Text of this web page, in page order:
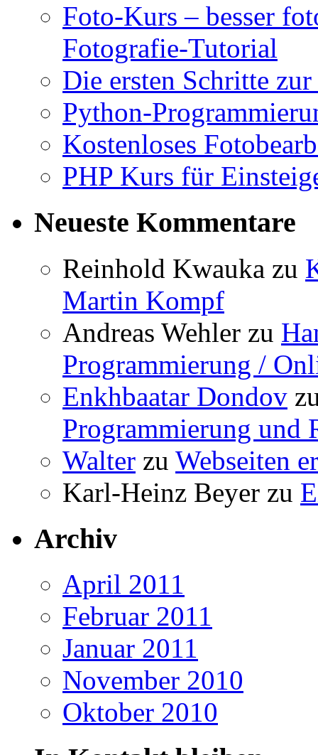
Foto-Kurs – besser
Fotografie-Tutorial
Die ersten Schritte
Python-
Kostenloses
PHP Kurs für
Neueste Kommentare
Reinhold Kwauka zu
Martin Kompf
Andreas Wehler zu
Programmierung /
Enkhbaatar Dondov
Programmierung und
Walter zu Webseiten
Karl-Heinz Beyer zu
Archiv
April 2011
Februar 2011
Januar 2011
November 2010
Oktober 2010